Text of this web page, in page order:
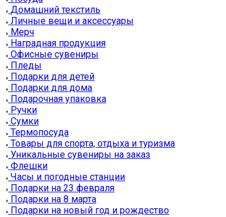
Домашний текстиль
Личные вещи и аксессуары
Мерч
Наградная продукция
Офисные сувениры
Пледы
Подарки для детей
Подарки для дома
Подарочная упаковка
Ручки
Сумки
Термопосуда
Товары для спорта, отдыха и туризма
Уникальные сувениры на заказ
Флешки
Часы и погодные станции
Подарки на 23 февраля
Подарки на 8 марта
Подарки на новый год и рождество